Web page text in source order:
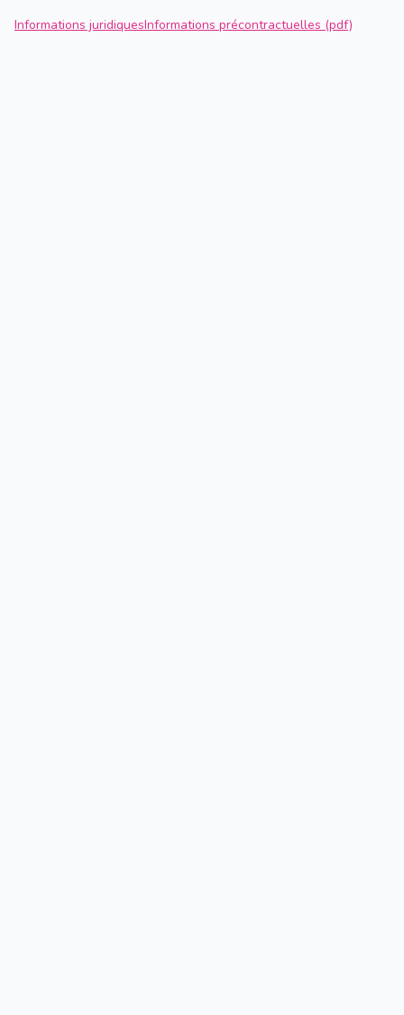
Informations juridiquesInformations précontractuelles (pdf)